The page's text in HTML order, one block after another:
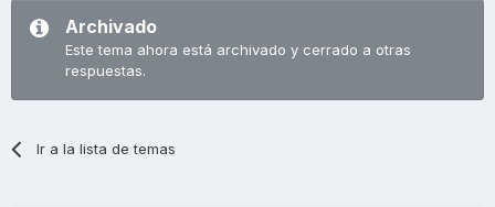
Archivado
Este tema ahora está archivado y cerrado a otras
respuestas.
Ir a la lista de temas